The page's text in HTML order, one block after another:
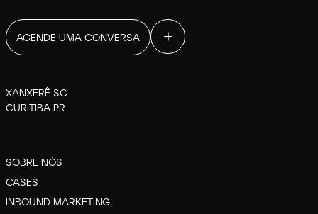
AGENDE UMA CONVERSA
XANXERÊ SC
CURITIBA PR
SOBRE NÓS
CASES
INBOUND MARKETING